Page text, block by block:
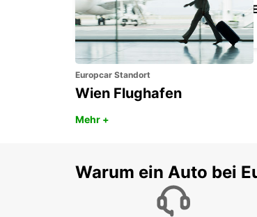
FRIEDRICHSHAFEN
FRIEDRICHSHAFEN - GERMANY
Europcar Standort
Wien Flughafen
Mehr +
Warum ein Auto bei